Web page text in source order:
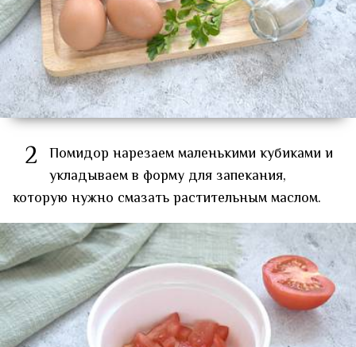
2 Помидор нарезаем маленькими кубиками и
укладываем в форму для запекания,
которую нужно смазать растительным маслом.